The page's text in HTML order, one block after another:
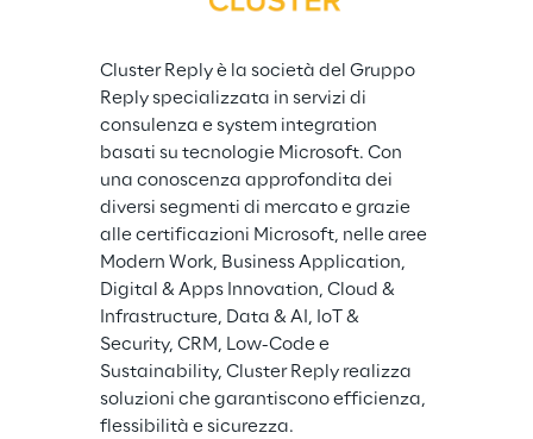
Cluster Reply è la società del Gruppo
Reply specializzata in servizi di
consulenza e system integration
basati su tecnologie Microsoft. Con
una conoscenza approfondita dei
diversi segmenti di mercato e grazie
alle certificazioni Microsoft, nelle aree
Modern Work, Business Application,
Digital & Apps Innovation, Cloud &
Infrastructure, Data & AI, IoT &
Security, CRM, Low-Code e
Sustainability, Cluster Reply realizza
soluzioni che garantiscono efficienza,
flessibilità e sicurezza.